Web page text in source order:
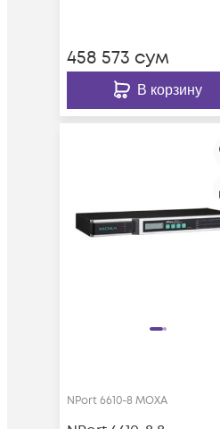
458 573 сум
В корзину
NPort 6610-8 MOXA